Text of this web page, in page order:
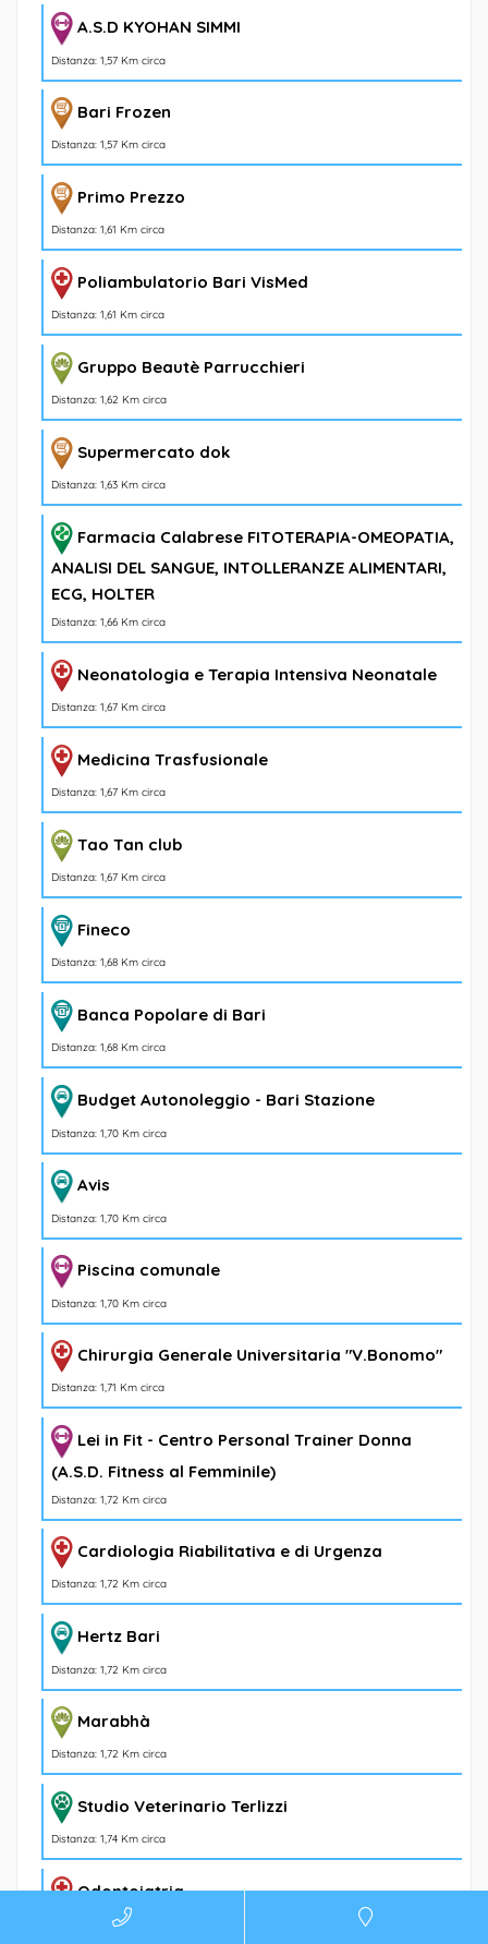
A.S.D KYOHAN SIMMI
Distanza: 1,57 Km circa
Bari Frozen
Distanza: 1,57 Km circa
Primo Prezzo
Distanza: 1,61 Km circa
Poliambulatorio Bari VisMed
Distanza: 1,61 Km circa
Gruppo Beautè Parrucchieri
Distanza: 1,62 Km circa
Supermercato dok
Distanza: 1,63 Km circa
Farmacia Calabrese FITOTERAPIA-OMEOPATIA,
ANALISI DEL SANGUE, INTOLLERANZE ALIMENTARI,
ECG, HOLTER
Distanza: 1,66 Km circa
Neonatologia e Terapia Intensiva Neonatale
Distanza: 1,67 Km circa
Medicina Trasfusionale
Distanza: 1,67 Km circa
Tao Tan club
Distanza: 1,67 Km circa
Fineco
Distanza: 1,68 Km circa
Banca Popolare di Bari
Distanza: 1,68 Km circa
Budget Autonoleggio - Bari Stazione
Distanza: 1,70 Km circa
Avis
Distanza: 1,70 Km circa
Piscina comunale
Distanza: 1,70 Km circa
Chirurgia Generale Universitaria "V.Bonomo"
Distanza: 1,71 Km circa
Lei in Fit - Centro Personal Trainer Donna
(A.S.D. Fitness al Femminile)
Distanza: 1,72 Km circa
Cardiologia Riabilitativa e di Urgenza
Distanza: 1,72 Km circa
Hertz Bari
Distanza: 1,72 Km circa
Marabhà
Distanza: 1,72 Km circa
Studio Veterinario Terlizzi
Distanza: 1,74 Km circa
Odontoiatria
Distanza: 1,76 Km circa